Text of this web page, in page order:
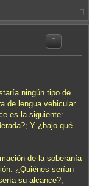
r
ningún tipo de
de lengua vehicular
es la siguiente:
Y ¿bajo qué
de la soberanía
¿Quiénes serían
su alcance?;